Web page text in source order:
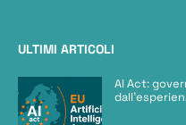
ULTIMI ARTICOLI
AI Act: